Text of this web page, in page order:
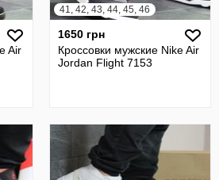
Air
41, 42, 43, 44, 45, 46
1650 грн
Кроссовки мужские Nike Air
Jordan Flight 7153